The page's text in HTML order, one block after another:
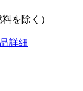
を除く）
詳細